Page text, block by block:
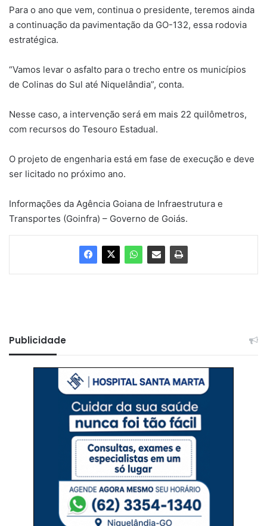
Para o ano que vem, continua o presidente, teremos ainda
a continuação da pavimentação da GO-132, essa rodovia
estratégica.
“Vamos levar o asfalto para o trecho entre os municípios
de Colinas do Sul até Niquelândia”, conta.
Nesse caso, a intervenção será em mais 22 quilômetros,
com recursos do Tesouro Estadual.
O projeto de engenharia está em fase de execução e deve
ser licitado no próximo ano.
Informações da Agência Goiana de Infraestrutura e
Transportes (Goinfra) – Governo de Goiás.
Publicidade